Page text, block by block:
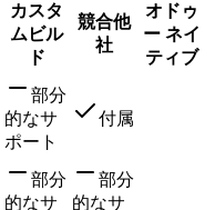
カスタ
ムビル
ド
競合他
社
オドゥ
ー ネイ
ティブ
部分
的なサ
ポート
付属
部分
的なサ
部分
的なサ